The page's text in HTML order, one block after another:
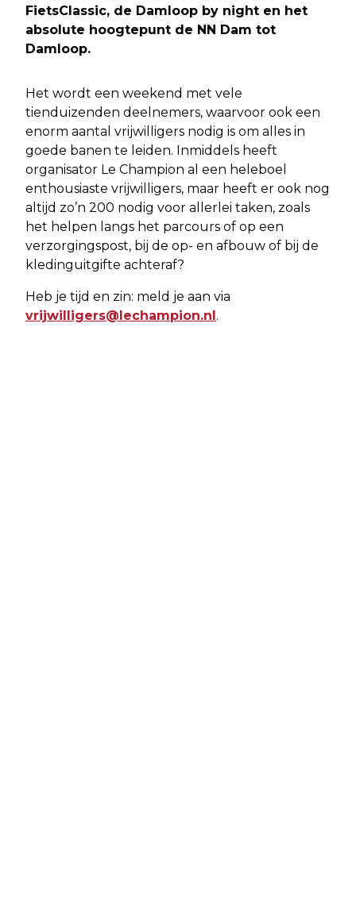
FietsClassic, de Damloop by night en het
absolute hoogtepunt de NN Dam tot
Damloop.
Het wordt een weekend met vele
tienduizenden deelnemers, waarvoor ook een
enorm aantal vrijwilligers nodig is om alles in
goede banen te leiden. Inmiddels heeft
organisator Le Champion al een heleboel
enthousiaste vrijwilligers, maar heeft er ook nog
altijd zo’n 200 nodig voor allerlei taken, zoals
het helpen langs het parcours of op een
verzorgingspost, bij de op- en afbouw of bij de
kledinguitgifte achteraf?
Heb je tijd en zin: meld je aan via
vrijwilligers@lechampion.nl.